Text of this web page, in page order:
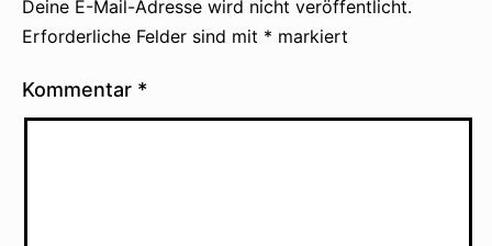
Deine E-Mail-Adresse wird nicht veröffentlicht.
Erforderliche Felder sind mit * markiert
Kommentar *